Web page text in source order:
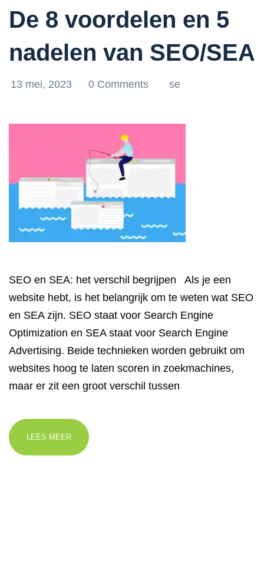
De 8 voordelen en 5
nadelen van SEO/SEA
13 mei, 2023 0 Comments se
SEO en SEA: het verschil begrijpen Als je een
website hebt, is het belangrijk om te weten wat SEO
en SEA zijn. SEO staat voor Search Engine
Optimization en SEA staat voor Search Engine
Advertising. Beide technieken worden gebruikt om
websites hoog te laten scoren in zoekmachines,
maar er zit een groot verschil tussen
LEES MEER